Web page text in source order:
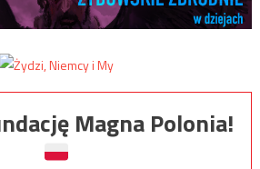
Magna Polonia!